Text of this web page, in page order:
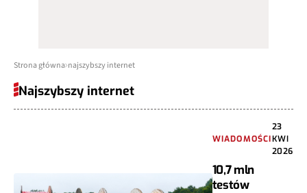
Strona główna najszybszy internet
Najszybszy internet
WIADOMOŚCI
23
KWI
2026
10,7 mln
testów